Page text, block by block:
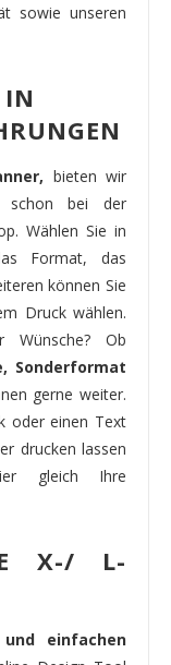
sowie unseren
bieten wir
schon bei der
Wählen Sie in
Format, das
können Sie
Druck wählen.
Wünsche? Ob
Sonderformat
gerne weiter.
oder einen Text
drucken lassen
gleich Ihre
X-/ L-
einfachen